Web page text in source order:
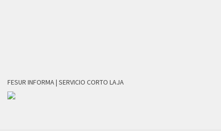
FESUR INFORMA | SERVICIO CORTO LAJA